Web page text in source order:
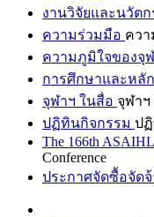
งานวิจัยและนวัตก
ความร่วมมือ คว
ความภูมิใจของจุ
การศึกษาและหลั
จุฬาฯ ในสื่อ จุฬาฯ
ปฏิทินกิจกรรม ป
The 166th
Conference
ประกาศจัดซื้อจัดจ้